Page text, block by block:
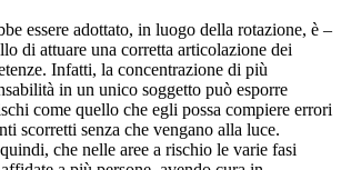
essere adottato, in luogo della rotazione, è –
di attuare una corretta articolazione dei
Infatti, la concentrazione di più
in un unico soggetto può esporre
come quello che egli possa compiere errori
scorretti senza che vengano alla luce.
che nelle aree a rischio le varie fasi